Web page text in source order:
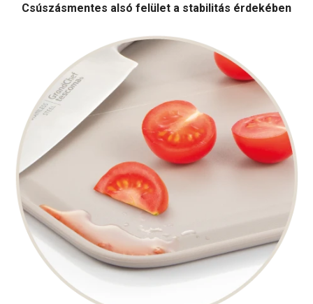
Csúszásmentes alsó felület a stabilitás érdekében